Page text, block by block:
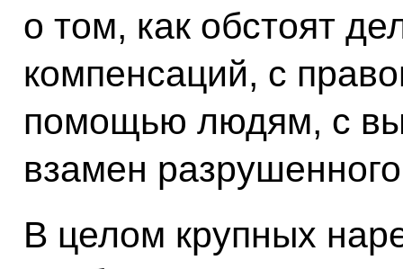
о том, как обстоят
компенсаций, с
помощью людям, с
взамен
В целом крупных